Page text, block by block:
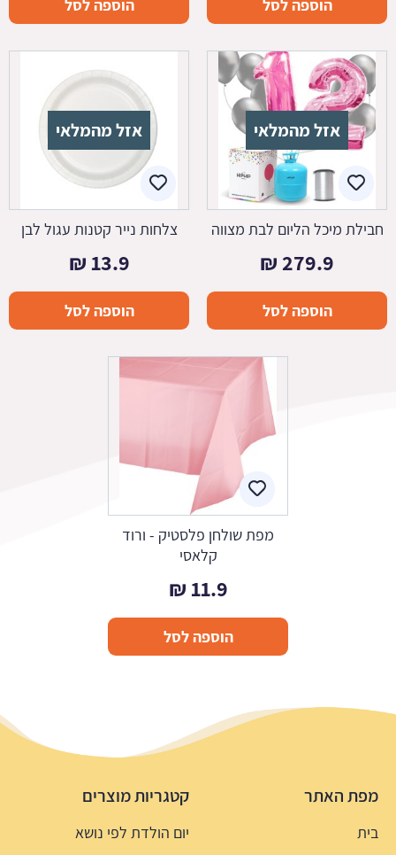
הוספה לסל הוספה לסל
אזל מהמלאי
חבילת מיכל הליום לבת מצווה
279.9
₪
הוספה לסל
אזל מהמלאי
צלחות נייר קטנות עגול לבן
13.9
₪
הוספה לסל
מפת שולחן פלסטיק - ורוד
קלאסי
11.9
₪
הוספה לסל
מפת האתר
בית
קטגריות מוצרים
יום הולדת לפי נושא